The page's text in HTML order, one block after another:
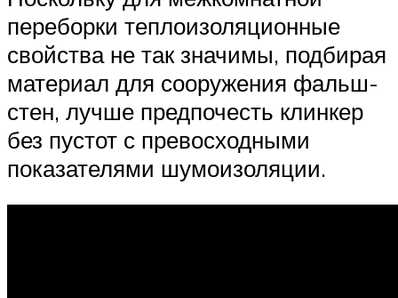
переборки теплоизоляционные
свойства не так значимы, подбирая
материал для сооружения фальш-
стен, лучше предпочесть клинкер
без пустот с превосходными
показателями шумоизоляции.